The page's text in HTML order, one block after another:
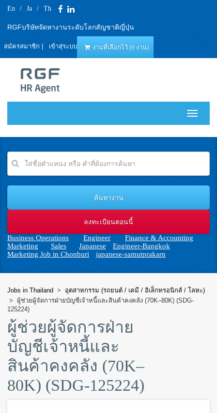
En / Ja / Th
RGFบริษัทจัดหางานระดับโลกสัญชาติญี่ปุ่น
สมัครสมาชิก| เข้าสุ่ระบบ งานที่เลือกไว้ (0 งาน)
T
e
i
g
Business Operations Engineer
Finance & Accounting
Marketing
Sales Japanese
Engineer-Bangkok
Marketing Job in Chonburi
japanese-samutprakarn
Jobs in Thailand > อุตสาหกรรม (รถยนต์ / เคมี / อิเล็กทรอนิกส์ / โลหะ)
> ผู้ช่วยผู้จัดการฝ่ายบัญชีเจ้าหนี้และสินค้าคงคลัง (70K–80K) (SDG-
125224)
ผู้ช่วยผู้จัดการฝ่าย
บัญชีเจ้าหนี้และ
สินค้าคงคลัง (70K–
80K) (SDG-125224)